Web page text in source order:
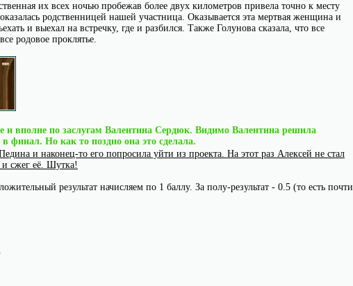
их всех ночью пробежав более двух километров привела точно к месту
родственницей нашей участница. Оказывается эта мертвая женщина и
и выехал на встречку, где и разбился. Также Голунова сказала, что все
родовое проклятье.
и вполне по заслугам Валентина Сердюк. Видимо Валентина решила
финал. Но как то поздно она это сделала.
и наконец-то его попросила уйти из проекта. На этот раз Алексей не стал
и сжег её. Шутка!
результат начисляем по 1 баллу. За полу-результат - 0.5 (то есть почти